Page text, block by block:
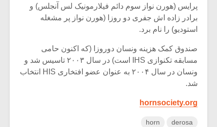
پرایس (هورن نواز سوم دائم فیلارمونیک لس آنجلس) و
برادر زاده اش جفری دو روزا (هورن نواز پر مشغله
استودیو) را نام برد.
صندوق کمک هزینه ونسان دوروزا (که اکنون حامی
مسابقه تکنوازی IHS است) در سال ۲۰۰۳ تاسیس شد و
ونسان در سال ۲۰۰۴ به عنوان عضو افتخاری HIS انتخاب
شد.
hornsociety.org
derosa
horn